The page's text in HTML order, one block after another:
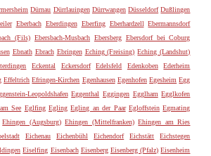
Dürnau Dürrlauingen Dürrwangen Düsseldorf Dußlingen
Eberbach Eberdingen Eberfing Eberhardzell Ebermannsdorf
(Fils) Ebersbach-Musbach Ebersberg Ebersdorf bei Coburg
Ebnath Ebrach Ebringen Eching (Freising) Eching (Landshut)
Eckental Eckersdorf Edelsfeld Edenkoben
Ederheim
Effeltrich Efringen-Kirchen Egenhausen Egenhofen Egesheim Egg
Leopoldshafen Eggenthal Eggingen Egglham Egglkofen
See Eglfing Egling Egling an der Paar Egloffstein Egmating
Ehingen (Augsburg) Ehingen (Mittelfranken) Ehingen am Ries
Eichenau Eichenbühl Eichendorf Eichstätt
Eichstegen
Eiselfing Eisenbach Eisenberg Eisenberg (Pfalz) Eisenheim